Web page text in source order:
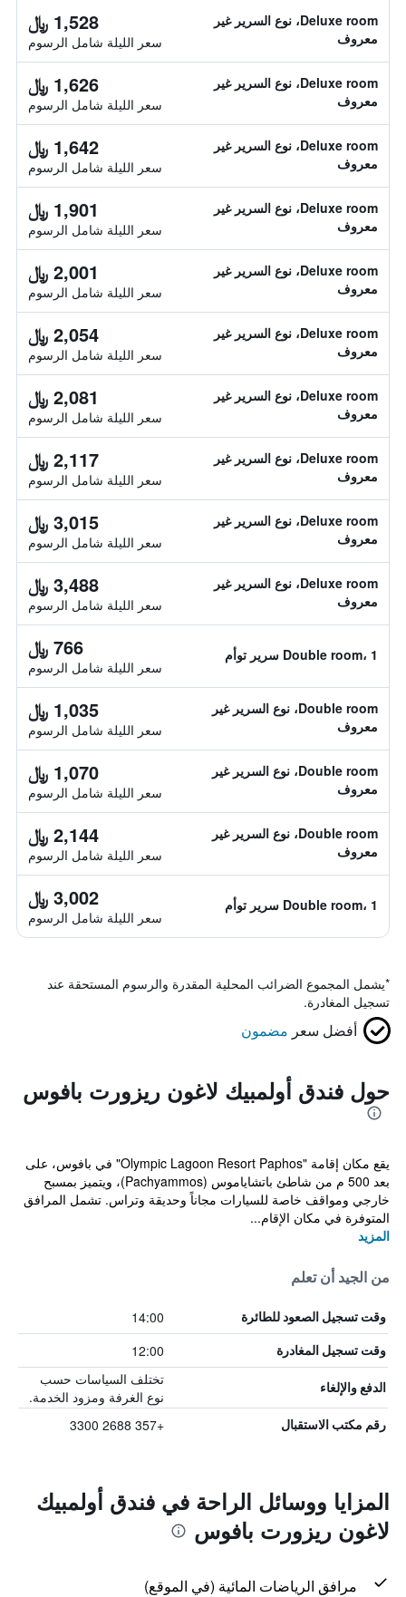
Deluxe room، نوع السرير غير
معروف
1,528 ﷼
سعر الليلة شامل الرسوم
Deluxe room، نوع السرير غير
معروف
1,626 ﷼
سعر الليلة شامل الرسوم
Deluxe room، نوع السرير غير
معروف
1,642 ﷼
سعر الليلة شامل الرسوم
Deluxe room، نوع السرير غير
معروف
1,901 ﷼
سعر الليلة شامل الرسوم
Deluxe room، نوع السرير غير
معروف
2,001 ﷼
سعر الليلة شامل الرسوم
Deluxe room، نوع السرير غير
معروف
2,054 ﷼
سعر الليلة شامل الرسوم
Deluxe room، نوع السرير غير
معروف
2,081 ﷼
سعر الليلة شامل الرسوم
Deluxe room، نوع السرير غير
معروف
2,117 ﷼
سعر الليلة شامل الرسوم
Deluxe room، نوع السرير غير
معروف
3,015 ﷼
سعر الليلة شامل الرسوم
Deluxe room، نوع السرير غير
معروف
3,488 ﷼
سعر الليلة شامل الرسوم
Double room، 1 سرير توأم 766 ﷼
سعر الليلة شامل الرسوم
Double room، نوع السرير غير
معروف
1,035 ﷼
سعر الليلة شامل الرسوم
Double room، نوع السرير غير
معروف
1,070 ﷼
سعر الليلة شامل الرسوم
Double room، نوع السرير غير
معروف
2,144 ﷼
سعر الليلة شامل الرسوم
Double room، 1 سرير توأم 3,002 ﷼
سعر الليلة شامل الرسوم
*يشمل المجموع الضرائب المحلية المقدرة والرسوم المستحقة عند
تسجيل المغادرة.
أفضل سعر مضمون
حول فندق أولمبيك لاغون ريزورت بافوس
يقع مكان إقامة "Olympic Lagoon Resort Paphos" في بافوس، على
بعد 500 م من شاطئ باتشاياموس (Pachyammos)، ويتميز بمسبح
خارجي ومواقف خاصة للسيارات مجاناً وحديقة وتراس. تشمل المرافق
المتوفرة في مكان الإقام...
المزيد
من الجيد أن تعلم
وقت تسجيل الصعود للطائرة 14:00
وقت تسجيل المغادرة 12:00
الدفع والإلغاء
تختلف السياسات حسب
نوع الغرفة ومزود الخدمة.
رقم مكتب الاستقبال +357 2688 3300
المزايا ووسائل الراحة في فندق أولمبيك
لاغون ريزورت بافوس
مرافق الرياضات المائية (في الموقع)